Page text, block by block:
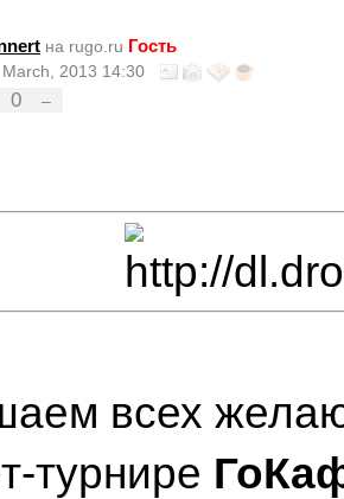
на rugo.ru Гость
March, 2013 14:30
0 –
всех
турнире